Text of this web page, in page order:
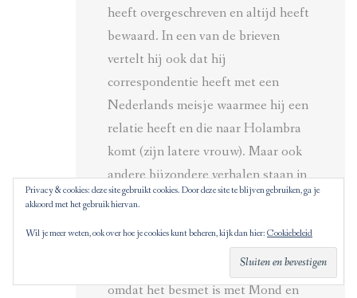
heeft overgeschreven en altijd heeft
bewaard. In een van de brieven
vertelt hij ook dat hij
correspondentie heeft met een
Nederlands meisje waarmee hij een
relatie heeft en die naar Holambra
komt (zijn latere vrouw). Maar ook
andere bijzondere verhalen staan in
de brief zoals het kostbare
laat overkomen en dat in de haven
van Santos gedumpt wordt in zee
omdat het besmet is met Mond en
Privacy & cookies: deze site gebruikt cookies. Door deze site te blijven gebruiken, ga je
akkoord met het gebruik hiervan.
Wil je meer weten, ook over hoe je cookies kunt beheren, kijk dan hier:Cookiebeleid